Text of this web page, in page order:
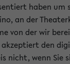
haben um
an der
von der wir
akzeptiert den
nicht, wenn Sie